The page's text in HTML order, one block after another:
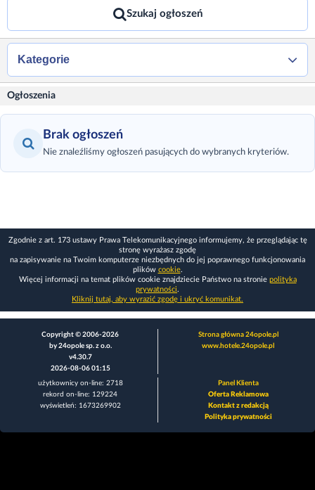
Szukaj ogłoszeń
Kategorie
Ogłoszenia
Brak ogłoszeń
Nie znaleźliśmy ogłoszeń pasujących do wybranych kryteriów.
Zgodnie z art. 173 ustawy Prawa Telekomunikacyjnego informujemy, że przeglądając tę
stronę wyrażasz zgodę
na zapisywanie na Twoim komputerze niezbędnych do jej poprawnego funkcjonowania
plików cookie.
Więcej informacji na temat plików cookie znajdziecie Państwo na stronie polityka
prywatności.
Kliknij tutaj, aby wyrazić zgodę i ukryć komunikat.
Copyright © 2006-2026
by 24opole sp. z o.o.
v4.30.7
2026-08-06 01:15
Strona główna 24opole.pl
www.hotele.24opole.pl
użytkownicy on-line: 2718
rekord on-line: 129224
wyświetleń: 1673269902
Panel Klienta
Oferta Reklamowa
Kontakt z redakcją
Polityka prywatności